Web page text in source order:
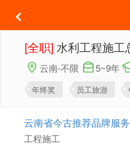
[全职] 水利工程施工
云南-不限
5~9年
年终奖 员工旅游
云南省今古推荐品牌服
工程施工